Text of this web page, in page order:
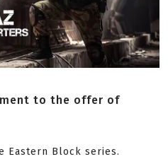
to the offer of
Eastern Block series.